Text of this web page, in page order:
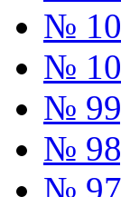
№
№
№
№
№